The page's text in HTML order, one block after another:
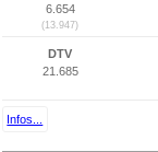
6.654
(13.947)
DTV
21.685
Infos...